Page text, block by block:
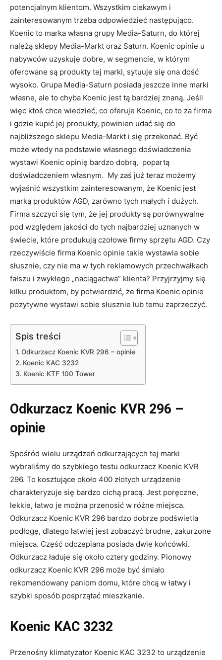
potencjalnym klientom. Wszystkim ciekawym i
zainteresowanym trzeba odpowiedzieć następująco.
Koenic to marka własna grupy Media-Saturn, do której
należą sklepy Media-Markt oraz Saturn. Koenic opinie u
nabywców uzyskuje dobre, w segmencie, w którym
oferowane są produkty tej marki, sytuuje się ona dość
wysoko. Grupa Media-Saturn posiada jeszcze inne marki
własne, ale to chyba Koenic jest tą bardziej znaną. Jeśli
więc ktoś chce wiedzieć, co oferuje Koenic, co to za firma
i gdzie kupić jej produkty, powinien udać się do
najbliższego sklepu Media-Markt i się przekonać. Być
może wtedy na podstawie własnego doświadczenia
wystawi Koenic opinię bardzo dobrą, popartą
doświadczeniem własnym. My zaś już teraz możemy
wyjaśnić wszystkim zainteresowanym, że Koenic jest
marką produktów AGD, zarówno tych małych i dużych.
Firma szczyci się tym, że jej produkty są porównywalne
pod względem jakości do tych najbardziej uznanych w
świecie, które produkują czołowe firmy sprzętu AGD. Czy
rzeczywiście firma Koenic opinie takie wystawia sobie
słusznie, czy nie ma w tych reklamowych przechwałkach
fałszu i zwykłego „naciągactwa” klienta? Przyjrzyjmy się
kilku produktom, by potwierdzić, że firma Koenic opinie
pozytywne wystawi sobie słusznie lub temu zaprzeczyć.
Spis treści
Odkurzacz Koenic KVR 296 – opinie
Koenic KAC 3232
Koenic KTF 100 Tower
Odkurzacz Koenic KVR 296 –
opinie
Spośród wielu urządzeń odkurzających tej marki
wybraliśmy do szybkiego testu odkurzacz Koenic KVR
296. To kosztujące około 400 złotych urządzenie
charakteryzuje się bardzo cichą pracą. Jest poręczne,
lekkie, łatwo je można przenosić w różne miejsca.
Odkurzacz Koenic KVR 296 bardzo dobrze podświetla
podłogę, dlatego łatwiej jest zobaczyć brudne, zakurzone
miejsca. Część odczepiana posiada dwie końcówki.
Odkurzacz ładuje się około cztery godziny. Pionowy
odkurzacz Koenic KVR 296 może być śmiało
rekomendowany paniom domu, które chcą w łatwy i
szybki sposób posprzątać mieszkanie.
Koenic KAC 3232
Przenośny klimatyzator Koenic KAC 3232 to urządzenie